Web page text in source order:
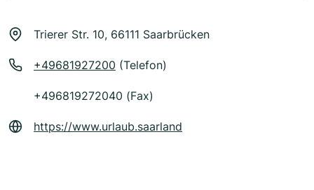
Trierer Str. 10, 66111 Saarbrücken
+49681927200 (Telefon)
+496819272040 (Fax)
https://www.urlaub.saarland